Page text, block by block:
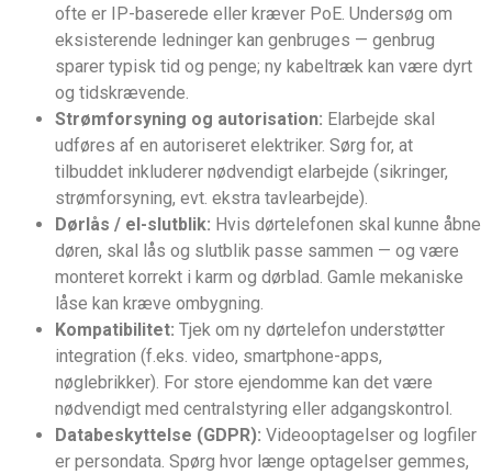
ofte er IP-baserede eller kræver PoE. Undersøg om
eksisterende ledninger kan genbruges — genbrug
sparer typisk tid og penge; ny kabeltræk kan være dyrt
og tidskrævende.
Strømforsyning og autorisation: Elarbejde skal
udføres af en autoriseret elektriker. Sørg for, at
tilbuddet inkluderer nødvendigt elarbejde (sikringer,
strømforsyning, evt. ekstra tavlearbejde).
Dørlås / el-slutblik: Hvis dørtelefonen skal kunne åbne
døren, skal lås og slutblik passe sammen — og være
monteret korrekt i karm og dørblad. Gamle mekaniske
låse kan kræve ombygning.
Kompatibilitet: Tjek om ny dørtelefon understøtter
integration (f.eks. video, smartphone-apps,
nøglebrikker). For store ejendomme kan det være
nødvendigt med centralstyring eller adgangskontrol.
Databeskyttelse (GDPR): Videooptagelser og logfiler
er persondata. Spørg hvor længe optagelser gemmes,